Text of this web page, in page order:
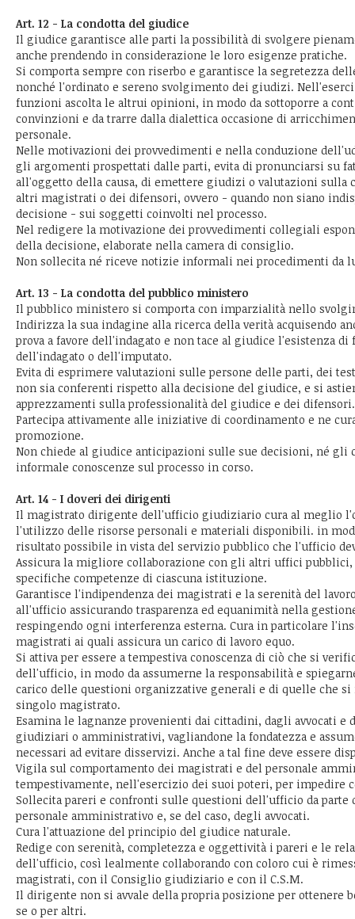
Art. 12 - La condotta del giudice
Il giudice garantisce alle parti la possibilità di svolgere
anche prendendo in considerazione le loro esigenze pratiche.
Si comporta sempre con riserbo e garantisce la segretezza
nonché l'ordinato e sereno svolgimento dei giudizi.
funzioni ascolta le altrui opinioni, in modo da sottoporre a
convinzioni e da trarre dalla dialettica occasione di
personale.
Nelle motivazioni dei provvedimenti e nella conduzione
gli argomenti prospettati dalle parti, evita di pronunciarsi su
all'oggetto della causa, di emettere giudizi o valutazioni sulla
altri magistrati o dei difensori, ovvero - quando non siano
decisione - sui soggetti coinvolti nel processo.
Nel redigere la motivazione dei provvedimenti collegiali
della decisione, elaborate nella camera di consiglio.
Non sollecita né riceve notizie informali nei procedimenti da
Art. 13 - La condotta del pubblico ministero
Il pubblico ministero si comporta con imparzialità nello
Indirizza la sua indagine alla ricerca della verità acquisendo
prova a favore dell'indagato e non tace al giudice l'esistenza di
dell'indagato o dell'imputato.
Evita di esprimere valutazioni sulle persone delle parti, dei
non sia conferenti rispetto alla decisione del giudice, e si
apprezzamenti sulla professionalità del giudice e dei difensori.
Partecipa attivamente alle iniziative di coordinamento e ne
promozione.
Non chiede al giudice anticipazioni sulle sue decisioni, né gli
informale conoscenze sul processo in corso.
Art. 14 - I doveri dei dirigenti
Il magistrato dirigente dell'ufficio giudiziario cura al meglio
l'utilizzo delle risorse personali e materiali disponibili. in
risultato possibile in vista del servizio pubblico che l'ufficio
Assicura la migliore collaborazione con gli altri uffici
specifiche competenze di ciascuna istituzione.
Garantisce l'indipendenza dei magistrati e la serenità del
all'ufficio assicurando trasparenza ed equanimità nella
respingendo ogni interferenza esterna. Cura in particolare
magistrati ai quali assicura un carico di lavoro equo.
Si attiva per essere a tempestiva conoscenza di ciò che si
dell'ufficio, in modo da assumerne la responsabilità e
carico delle questioni organizzative generali e di quelle che
singolo magistrato.
Esamina le lagnanze provenienti dai cittadini, dagli avvocati
giudiziari o amministrativi, vagliandone la fondatezza e
necessari ad evitare disservizi. Anche a tal fine deve essere
Vigila sul comportamento dei magistrati e del personale
tempestivamente, nell'esercizio dei suoi poteri, per impedire
Sollecita pareri e confronti sulle questioni dell'ufficio da
personale amministrativo e, se del caso, degli avvocati.
Cura l'attuazione del principio del giudice naturale.
Redige con serenità, completezza e oggettività i pareri e le
dell'ufficio, così lealmente collaborando con coloro cui è
magistrati, con il Consiglio giudiziario e con il C.S.M.
Il dirigente non si avvale della propria posizione per ottenere
se o per altri.